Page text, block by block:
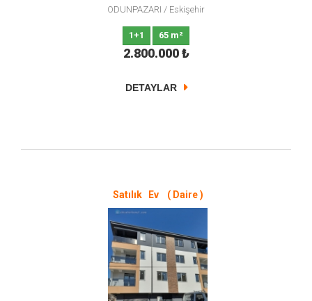
ODUNPAZARI / Eskişehir
1+1 65 m²
2.800.000 ₺
DETAYLAR
Satılık Ev ( Daire )